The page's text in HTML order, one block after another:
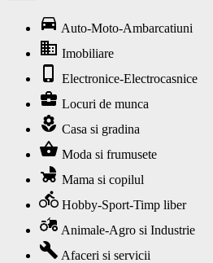
directions_car Auto-Moto-Ambarcatiuni
business Imobiliare
phone_iphone Electronice-Electrocasnice
business_center Locuri de munca
local_florist Casa si gradina
shopping_basket Moda si frumusete
child_friendly Mama si copilul
directions_bike Hobby-Sport-Timp liber
agriculture Animale-Agro si Industrie
build Afaceri si servicii